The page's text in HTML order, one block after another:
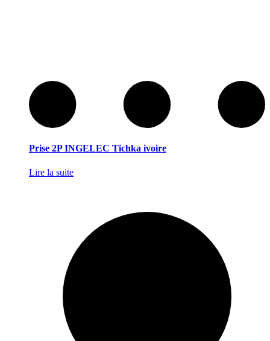
Prise 2P INGELEC Tichka ivoire
Lire la suite